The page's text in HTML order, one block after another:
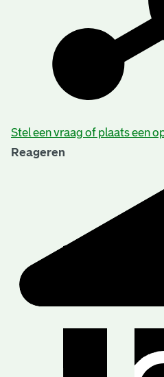
Stel een vraag of plaats een
Reageren